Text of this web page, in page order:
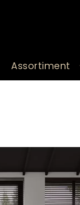
Assortiment